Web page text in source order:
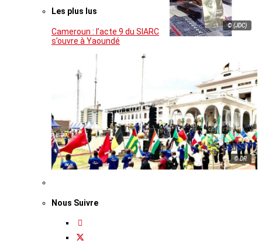
© (JDC)
Les plus lus
Cameroun : l’acte 9 du SIARC
s’ouvre à Yaoundé
© DR
Nous Suivre